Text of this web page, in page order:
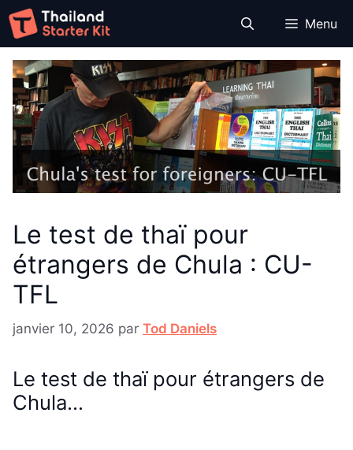
Aller
au
contenu
Menu
Le test de thaï pour
étrangers de Chula : CU-
TFL
janvier 10, 2026 par Tod Daniels
Le test de thaï pour étrangers de
Chula…